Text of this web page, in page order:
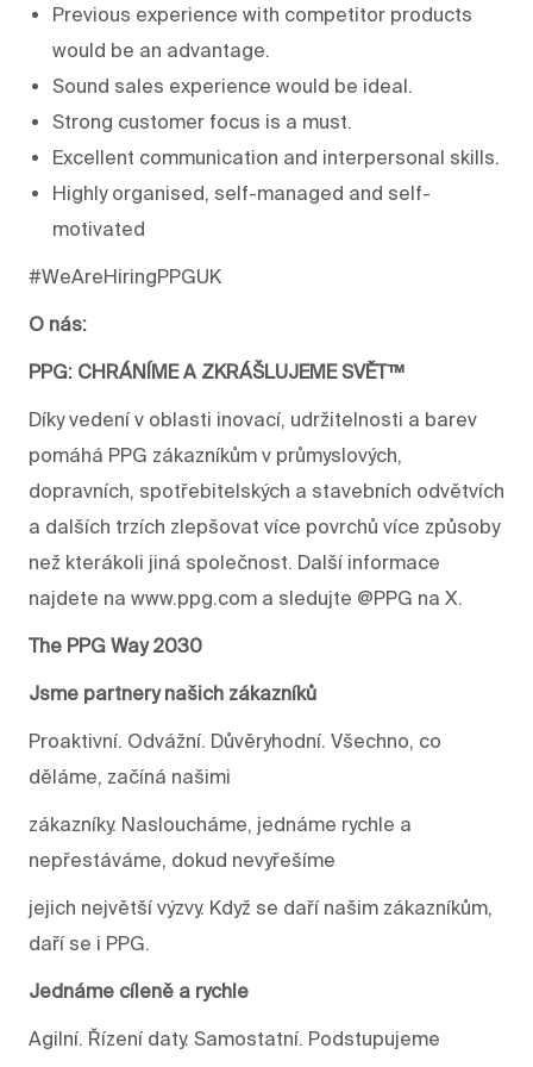
Previous experience with competitor products
would be an advantage.
Sound sales experience would be ideal.
Strong customer focus is a must.
Excellent communication and interpersonal skills.
Highly organised, self-managed and self-
motivated
#WeAreHiringPPGUK
O nás:
PPG: CHRÁNÍME A ZKRÁŠLUJEME SVĚT™
Díky vedení v oblasti inovací, udržitelnosti a barev
pomáhá PPG zákazníkům v průmyslových,
dopravních, spotřebitelských a stavebních odvětvích
a dalších trzích zlepšovat více povrchů více způsoby
než kterákoli jiná společnost. Další informace
najdete na www.ppg.com a sledujte @PPG na X.
The PPG Way 2030
Jsme partnery našich zákazníků
Proaktivní. Odvážní. Důvěryhodní. Všechno, co
děláme, začíná našimi
zákazníky. Nasloucháme, jednáme rychle a
nepřestáváme, dokud nevyřešíme
jejich největší výzvy. Když se daří našim zákazníkům,
daří se i PPG.
Jednáme cíleně a rychle
Agilní. Řízení daty. Samostatní. Podstupujeme